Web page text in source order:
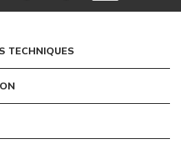
TECHNIQUES